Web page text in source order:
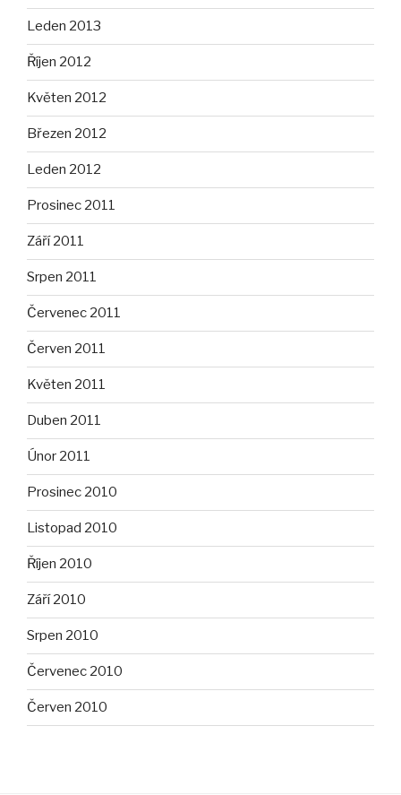
Leden 2013
Říjen 2012
Květen 2012
Březen 2012
Leden 2012
Prosinec 2011
Září 2011
Srpen 2011
Červenec 2011
Červen 2011
Květen 2011
Duben 2011
Únor 2011
Prosinec 2010
Listopad 2010
Říjen 2010
Září 2010
Srpen 2010
Červenec 2010
Červen 2010